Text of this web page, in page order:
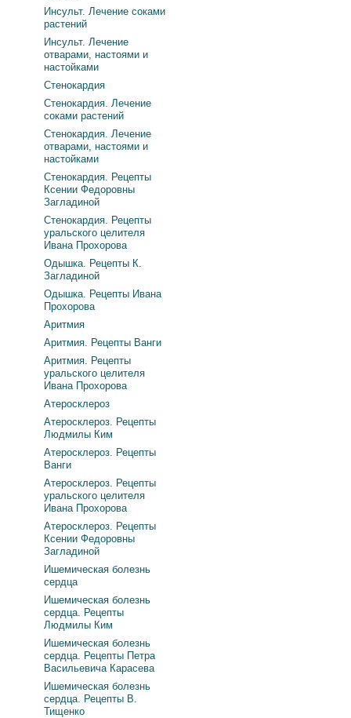
Инсульт. Лечение соками
растений
Инсульт. Лечение
отварами, настоями и
настойками
Стенокардия
Стенокардия. Лечение
соками растений
Стенокардия. Лечение
отварами, настоями и
настойками
Стенокардия. Рецепты
Ксении Федоровны
Загладиной
Стенокардия. Рецепты
уральского целителя
Ивана Прохорова
Одышка. Рецепты К.
Загладиной
Одышка. Рецепты Ивана
Прохорова
Аритмия
Аритмия. Рецепты Ванги
Аритмия. Рецепты
уральского целителя
Ивана Прохорова
Атеросклероз
Атеросклероз. Рецепты
Людмилы Ким
Атеросклероз. Рецепты
Ванги
Атеросклероз. Рецепты
уральского целителя
Ивана Прохорова
Атеросклероз. Рецепты
Ксении Федоровны
Загладиной
Ишемическая болезнь
сердца
Ишемическая болезнь
сердца. Рецепты
Людмилы Ким
Ишемическая болезнь
сердца. Рецепты Петра
Васильевича Карасева
Ишемическая болезнь
сердца. Рецепты В.
Тищенко